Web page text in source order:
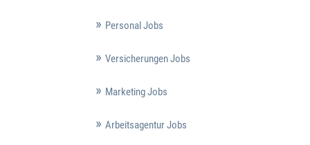
Personal Jobs
Versicherungen Jobs
Marketing Jobs
Arbeitsagentur Jobs